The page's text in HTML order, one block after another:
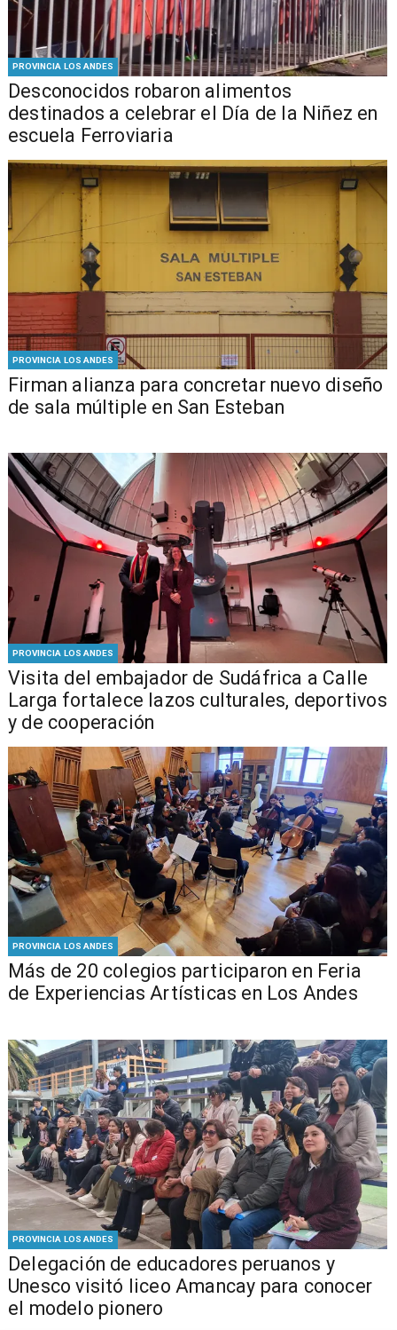
PROVINCIA LOS ANDES
Desconocidos robaron alimentos
destinados a celebrar el Día de la Niñez en
escuela Ferroviaria
PROVINCIA LOS ANDES
​​Firman alianza para concretar nuevo diseño
de sala múltiple en San Esteban
PROVINCIA LOS ANDES
​Visita del embajador de Sudáfrica a Calle
Larga fortalece lazos culturales, deportivos
y de cooperación
PROVINCIA LOS ANDES
Más de 20 colegios participaron en Feria
de Experiencias Artísticas en Los Andes
PROVINCIA LOS ANDES
Delegación de educadores peruanos y
Unesco visitó liceo Amancay para conocer
el modelo pionero